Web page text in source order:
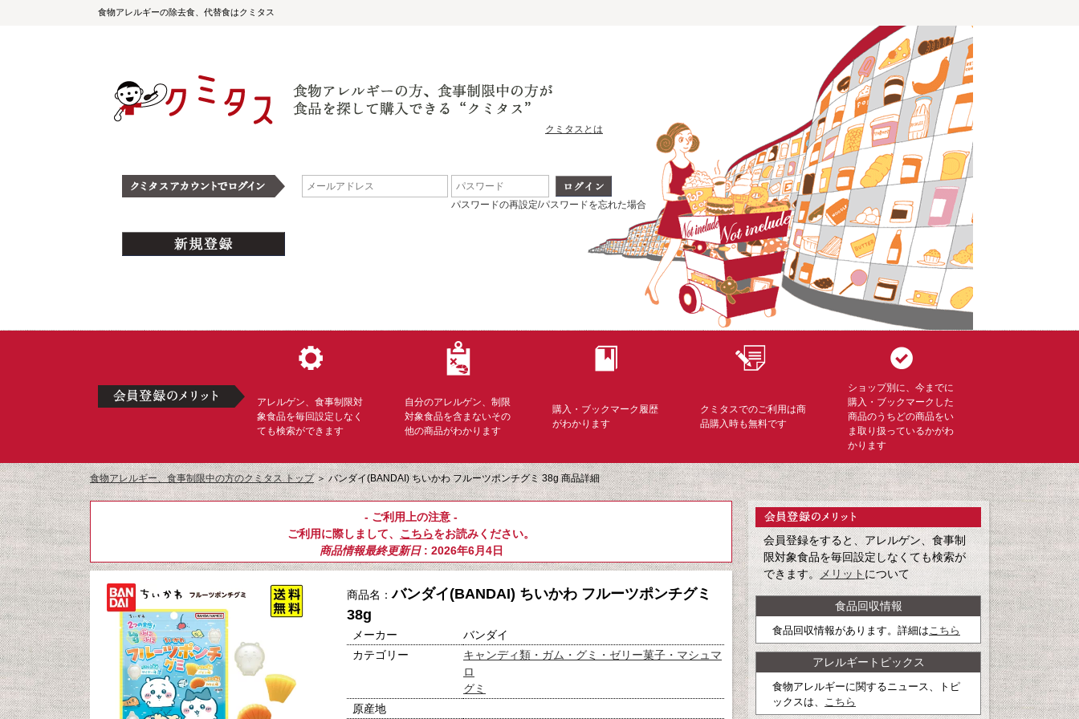
食物アレルギーの除去食、代替食はクミタス
クミタスとは
パスワードの再設定/パスワードを忘れた場合
アレルゲン、食事制限対
象食品を毎回設定しなく
ても検索ができます
自分のアレルゲン、制限
対象食品を含まないその
他の商品がわかります
購入・ブックマーク履歴
がわかります
クミタスでのご利用は商
品購入時も無料です
ショップ別に、今までに
購入・ブックマークした
商品のうちどの商品をい
ま取り扱っているかがわ
かります
食物アレルギー、食事制限中の方のクミタス トップ＞バンダイ(BANDAI) ちいかわ フルーツポンチグミ 38g 商品詳細
- ご利用上の注意 -
ご利用に際しまして、 こちらをお読みください。
商品情報最終更新日: 2026年6月4日
商品名：バンダイ(BANDAI) ちいかわ フルーツポンチグミ
38g
メーカー
バンダイ
カテゴリー
キャンディ類・ガム・グミ・ゼリー菓子・マシュマ
ロ
グミ
原産地
会員登録をすると、アレルゲン、食事制
限対象食品を毎回設定しなくても検索が
できます。メリットについて
食品回収情報
食品回収情報があります。詳細は こちら
アレルギートピックス
食物アレルギーに関するニュース、トピ
ックスは、
こちら